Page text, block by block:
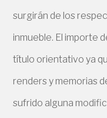
surgirán de los
inmueble. El importe
título orientativo ya
renders y memorias
sufrido alguna